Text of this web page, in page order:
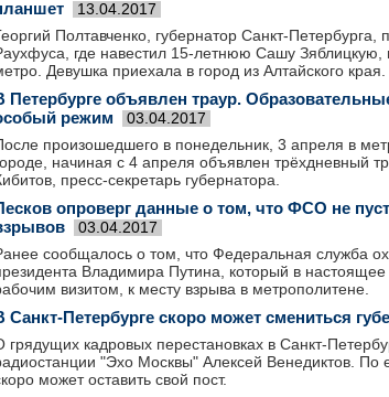
13.04.2017
Полтавченко, губернатор Санкт-Петербурга,
где навестил 15-летнюю Сашу Зяблицкую,
Девушка приехала в город из Алтайского края.
Петербурге объявлен траур.
режим
03.04.2017
произошедшего в понедельник, 3 апреля в
начиная с 4 апреля объявлен трёхдневный
пресс-секретарь губернатора.
опроверг данные о том, что ФСО не
03.04.2017
сообщалось о том, что Федеральная служба
Владимира Путина, который в
визитом, к месту взрыва в метрополитене.
Санкт-Петербурге скоро может смениться
грядущих кадровых перестановках в Санкт-
"Эхо Москвы" Алексей Венедиктов. По
может оставить свой пост.